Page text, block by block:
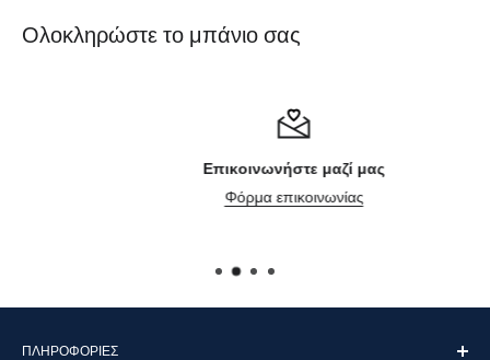
Ολοκληρώστε το μπάνιο σας
Επικοινωνήστε μαζί μας
Φόρμα επικοινωνίας
ΠΛΗΡΟΦΟΡΊΕΣ